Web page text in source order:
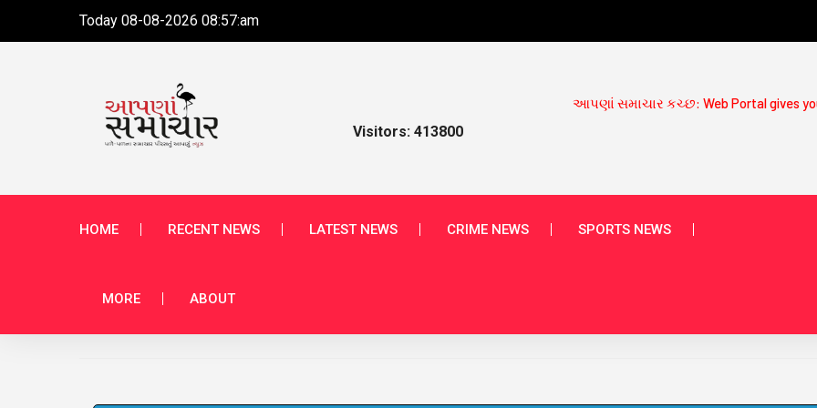
Today 08-08-2026 08:57:am
આપણાં સમાચાર કચ્છ: Web Portal gives you daily News Updates on
Visitors: 413800
HOME RECENT NEWS LATEST NEWS CRIME NEWS SPORTS NEWS
MORE ABOUT